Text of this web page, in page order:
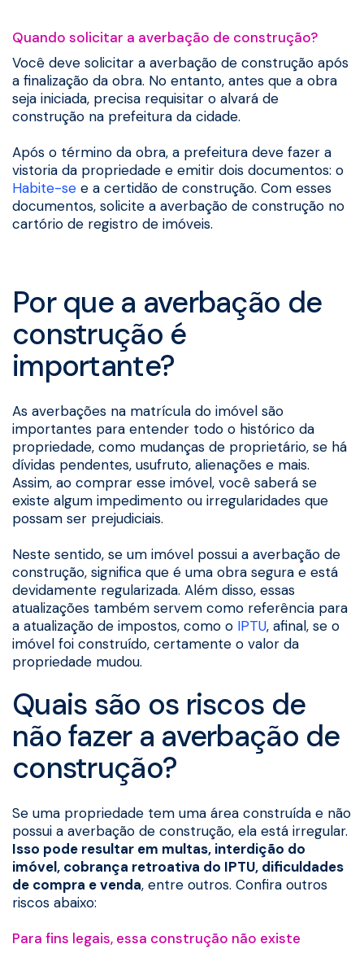
Quando solicitar a averbação de construção?
Você deve solicitar a averbação de construção após
a finalização da obra. No entanto, antes que a obra
seja iniciada, precisa requisitar o alvará de
construção na prefeitura da cidade.
Após o término da obra, a prefeitura deve fazer a
vistoria da propriedade e emitir dois documentos: o
Habite-se e a certidão de construção. Com esses
documentos, solicite a averbação de construção no
cartório de registro de imóveis.
Por que a averbação de
construção é
importante?
As averbações na matrícula do imóvel são
importantes para entender todo o histórico da
propriedade, como mudanças de proprietário, se há
dívidas pendentes, usufruto, alienações e mais.
Assim, ao comprar esse imóvel, você saberá se
existe algum impedimento ou irregularidades que
possam ser prejudiciais.
Neste sentido, se um imóvel possui a averbação de
construção, significa que é uma obra segura e está
devidamente regularizada. Além disso, essas
atualizações também servem como referência para
a atualização de impostos, como o IPTU, afinal, se o
imóvel foi construído, certamente o valor da
propriedade mudou.
Quais são os riscos de
não fazer a averbação de
construção?
Se uma propriedade tem uma área construída e não
possui a averbação de construção, ela está irregular.
Isso pode resultar em multas, interdição do
imóvel, cobrança retroativa do IPTU, dificuldades
de compra e venda, entre outros. Confira outros
riscos abaixo:
Para fins legais, essa construção não existe